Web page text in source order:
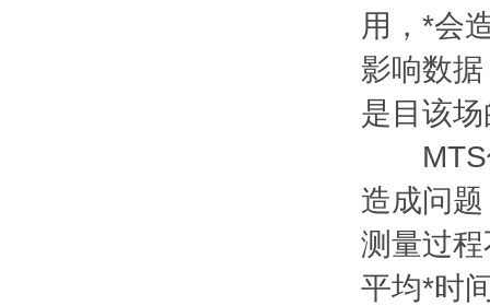
用，*会
影响数
是目该
MTS位
造成问
测量过
平均*时